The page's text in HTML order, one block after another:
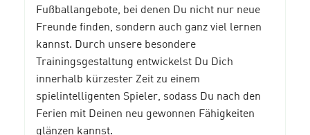
Fußballangebote, bei denen Du nicht nur neue
Freunde finden, sondern auch ganz viel lernen
kannst. Durch unsere besondere
Trainingsgestaltung entwickelst Du Dich
innerhalb kürzester Zeit zu einem
spielintelligenten Spieler, sodass Du nach den
Ferien mit Deinen neu gewonnen Fähigkeiten
glänzen kannst.